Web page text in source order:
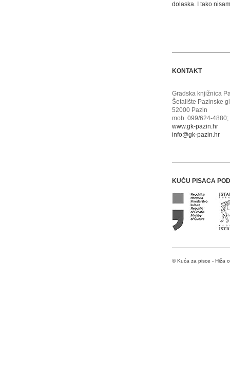
dolaska. I tako
KONTAKT
Gradska knjižnica
Šetalište Pazinske
52000 Pazin
mob. 099/624-
www.gk-pazin.hr
info@gk-pazin.hr
KUĆU PISACA
© Kuća za pisce - Hiža